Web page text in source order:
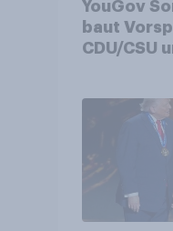
YouGov
baut
CDU/CSU
Fußball-